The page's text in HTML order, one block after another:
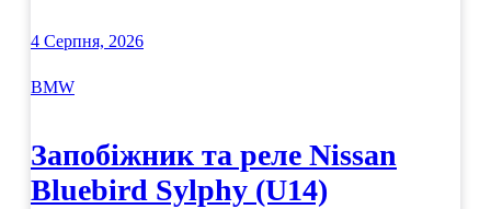
4 Серпня, 2026
BMW
Запобіжник та реле Nissan
Bluebird Sylphy (U14)